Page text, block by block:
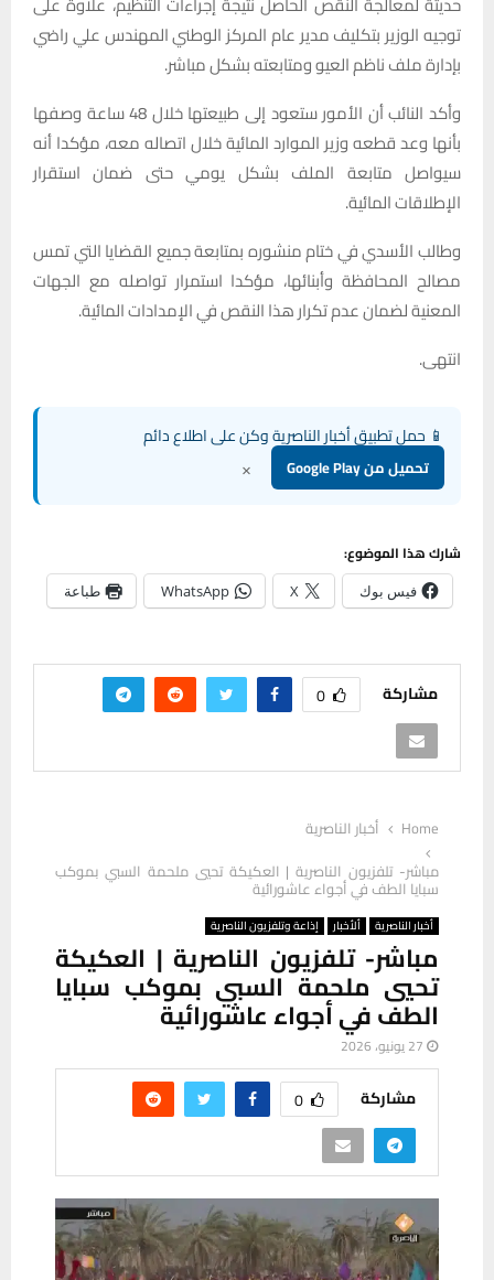
توجيه الوزير بتكليف مدير عام المركز الوطني المهندس علي راضي
بإدارة ملف ناظم العيو ومتابعته بشكل مباشر.
وأكد النائب أن الأمور ستعود إلى طبيعتها خلال 48 ساعة وصفها
بأنها وعد قطعه وزير الموارد المائية خلال اتصاله معه، مؤكدا أنه
سيواصل متابعة الملف بشكل يومي حتى ضمان استقرار
الإطلاقات المائية.
وطالب الأسدي في ختام منشوره بمتابعة جميع القضايا التي تمس
مصالح المحافظة وأبنائها، مؤكدا استمرار تواصله مع الجهات
المعنية لضمان عدم تكرار هذا النقص في الإمدادات المائية.
انتهى.
📱 حمل تطبيق أخبار الناصرية وكن على اطلاع دائم
تحميل من Google Play ×
شارك هذا الموضوع:
فيس بوك X
WhatsApp طباعة
مشاركة 0
Home
أخبار الناصرية
مباشر- تلفزيون الناصرية | العكيكة تحيي ملحمة السبي بموكب
سبايا الطف في أجواء عاشورائية
أخبار الناصرية ألأخبار إذاعة وتلفزيون الناصرية
مباشر- تلفزيون الناصرية | العكيكة
تحيي ملحمة السبي بموكب سبايا
الطف في أجواء عاشورائية
27 يونيو، 2026
مشاركة 0